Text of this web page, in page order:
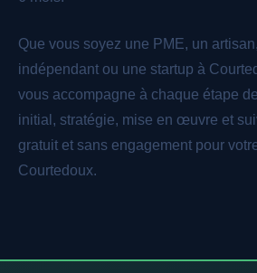
Que vous soyez une PME, un
indépendant ou une startup à
vous accompagne à chaque étape
initial, stratégie, mise en œuvre et
gratuit et sans engagement pour
Courtedoux.